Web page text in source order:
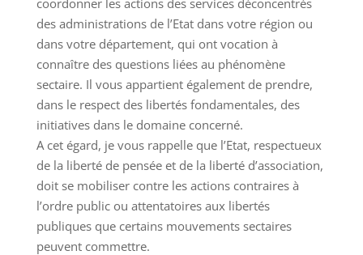
coordonner les actions des services déconcentrés
des administrations de l’Etat dans votre région ou
dans votre département, qui ont vocation à
connaître des questions liées au phénomène
sectaire. Il vous appartient également de prendre,
dans le respect des libertés fondamentales, des
initiatives dans le domaine concerné.
A cet égard, je vous rappelle que l’Etat, respectueux
de la liberté de pensée et de la liberté d’association,
doit se mobiliser contre les actions contraires à
l’ordre public ou attentatoires aux libertés
publiques que certains mouvements sectaires
peuvent commettre.